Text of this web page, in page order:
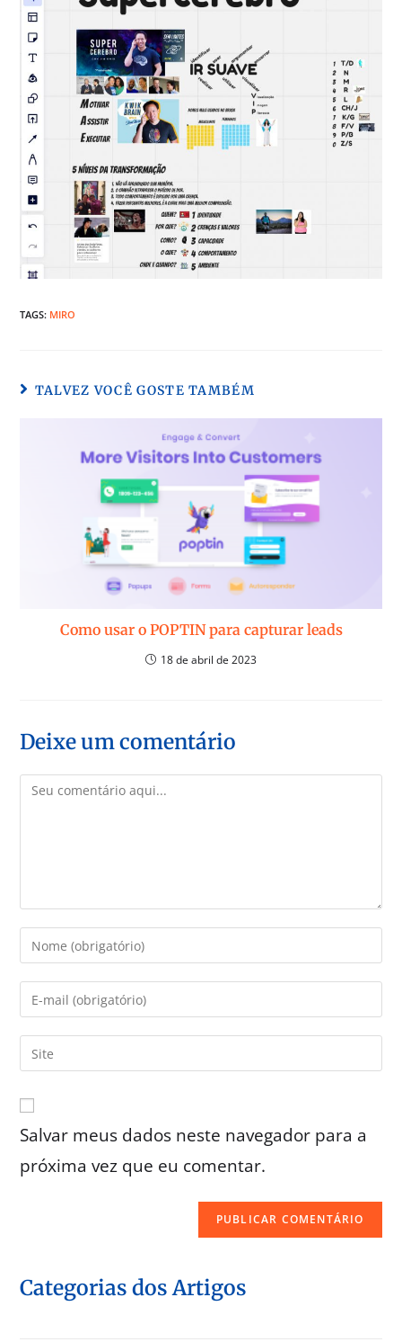
TAGS: MIRO
TALVEZ VOCÊ GOSTE TAMBÉM
Como usar o POPTIN para capturar leads
18 de abril de 2023
Deixe um comentário
Salvar meus dados neste navegador para a
próxima vez que eu comentar.
Categorias dos Artigos